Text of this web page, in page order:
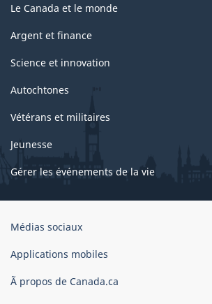
Le Canada et le monde
Argent et finance
Science et innovation
Autochtones
Vétérans et militaires
Jeunesse
Gérer les événements de la vie
Organisation
gouvernement
Canada
Médias sociaux
Applications mobiles
Ã propos de Canada.ca